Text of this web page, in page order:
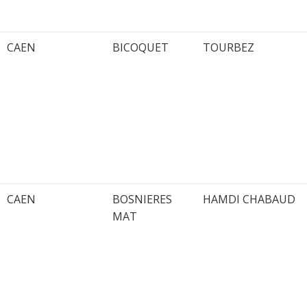
CAEN BICOQUET TOURBEZ
CAEN
BOSNIERES
MAT
HAMDI CHABAUD